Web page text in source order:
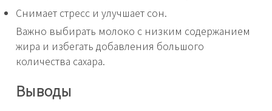
Снимает стресс и улучшает сон.
Важно выбирать молоко с низким содержанием
жира и избегать добавления большого
количества сахара.
Выводы